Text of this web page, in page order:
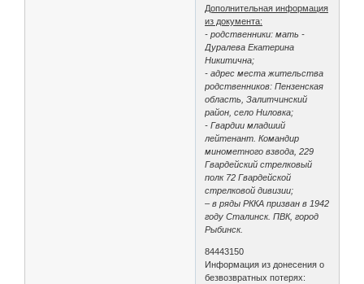
Дополнительная информация
из документа:
- родственники: мать -
Дуралева Екатерина
Никитична;
- адрес места жительства
родственников: Пензенская
область, Залитчинский
район, село Ниловка;
- Гвардии младший
лейтенант. Командир
минометного взвода, 229
Гвардейский стрелковый
полк 72 Гвардейской
стрелковой дивизии;
– в ряды РККА призван в 1942
году Сталинск. ПВК, город
Рыбинск.
84443150
Информация из донесения о
безвозвратных потерях: